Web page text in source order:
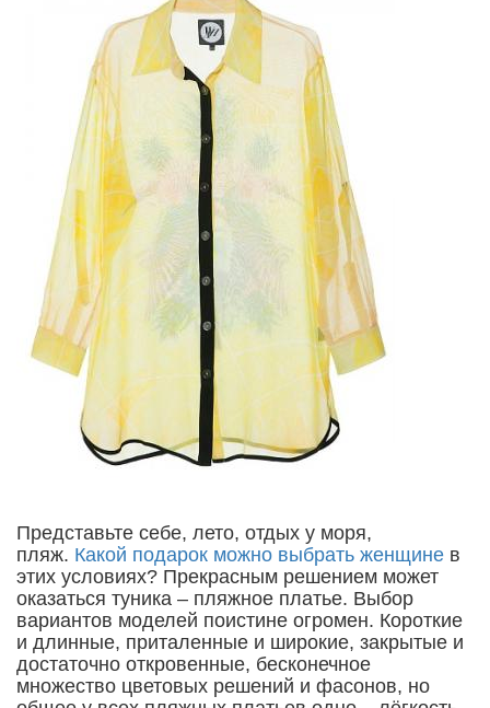
Представьте себе, лето, отдых у моря,
пляж. Какой подарок можно выбрать женщине в
этих условиях? Прекрасным решением может
оказаться туника – пляжное платье. Выбор
вариантов моделей поистине огромен. Короткие
и длинные, приталенные и широкие, закрытые и
достаточно откровенные, бесконечное
множество цветовых решений и фасонов, но